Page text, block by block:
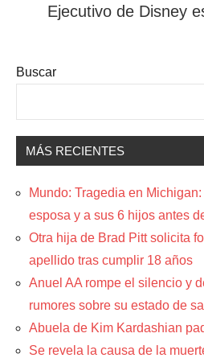
Ejecutivo de Disney
Buscar
MÁS RECIENTES
Mundo: Tragedia en
esposa y a sus 6 hijos antes
Otra hija de Brad Pitt solicita
apellido tras cumplir 18 años
Anuel AA rompe el silencio y
rumores sobre su estado de
Abuela de Kim Kardashian
Se revela la causa de la